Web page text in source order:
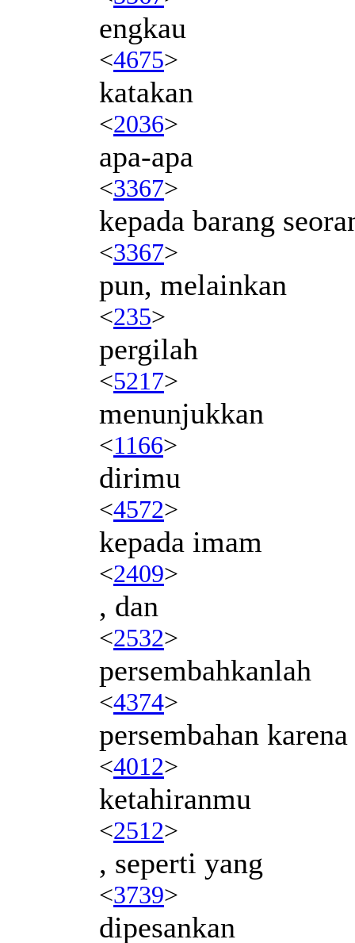
engkau
<4675>
katakan
<2036>
apa-apa
<3367>
kepada barang
<3367>
pun, melainkan
<235>
pergilah
<5217>
menunjukkan
<1166>
dirimu
<4572>
kepada imam
<2409>
, dan
<2532>
persembahkanlah
<4374>
persembahan karena
<4012>
ketahiranmu
<2512>
, seperti yang
<3739>
dipesankan